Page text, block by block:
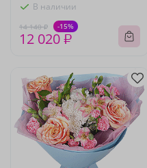
В наличии
14 140 ₽ -15%
12 020 ₽